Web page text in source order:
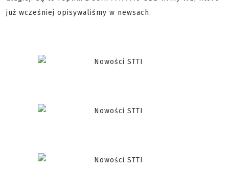
już wcześniej opisywaliśmy w newsach.